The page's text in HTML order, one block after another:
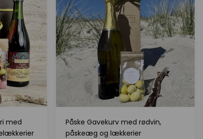
med
Påske Gavekurv med rødvin,
påskeæg og lækkerier